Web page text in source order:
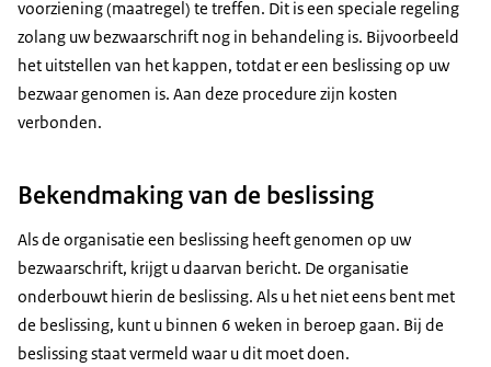
voorziening (maatregel) te treffen. Dit is een speciale regeling
zolang uw bezwaarschrift nog in behandeling is. Bijvoorbeeld
het uitstellen van het kappen, totdat er een beslissing op uw
bezwaar genomen is. Aan deze procedure zijn kosten
verbonden.
Bekendmaking van de beslissing
Als de organisatie een beslissing heeft genomen op uw
bezwaarschrift, krijgt u daarvan bericht. De organisatie
onderbouwt hierin de beslissing. Als u het niet eens bent met
de beslissing, kunt u binnen 6 weken in beroep gaan. Bij de
beslissing staat vermeld waar u dit moet doen.